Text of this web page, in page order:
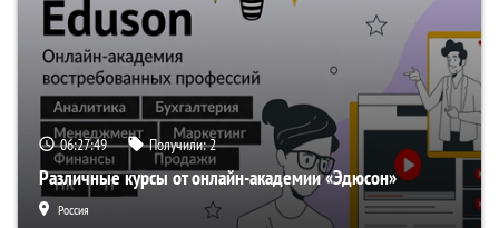
06:27:48 Получили:2
Различные курсы от онлайн-академии «Эдюсон»
Россия